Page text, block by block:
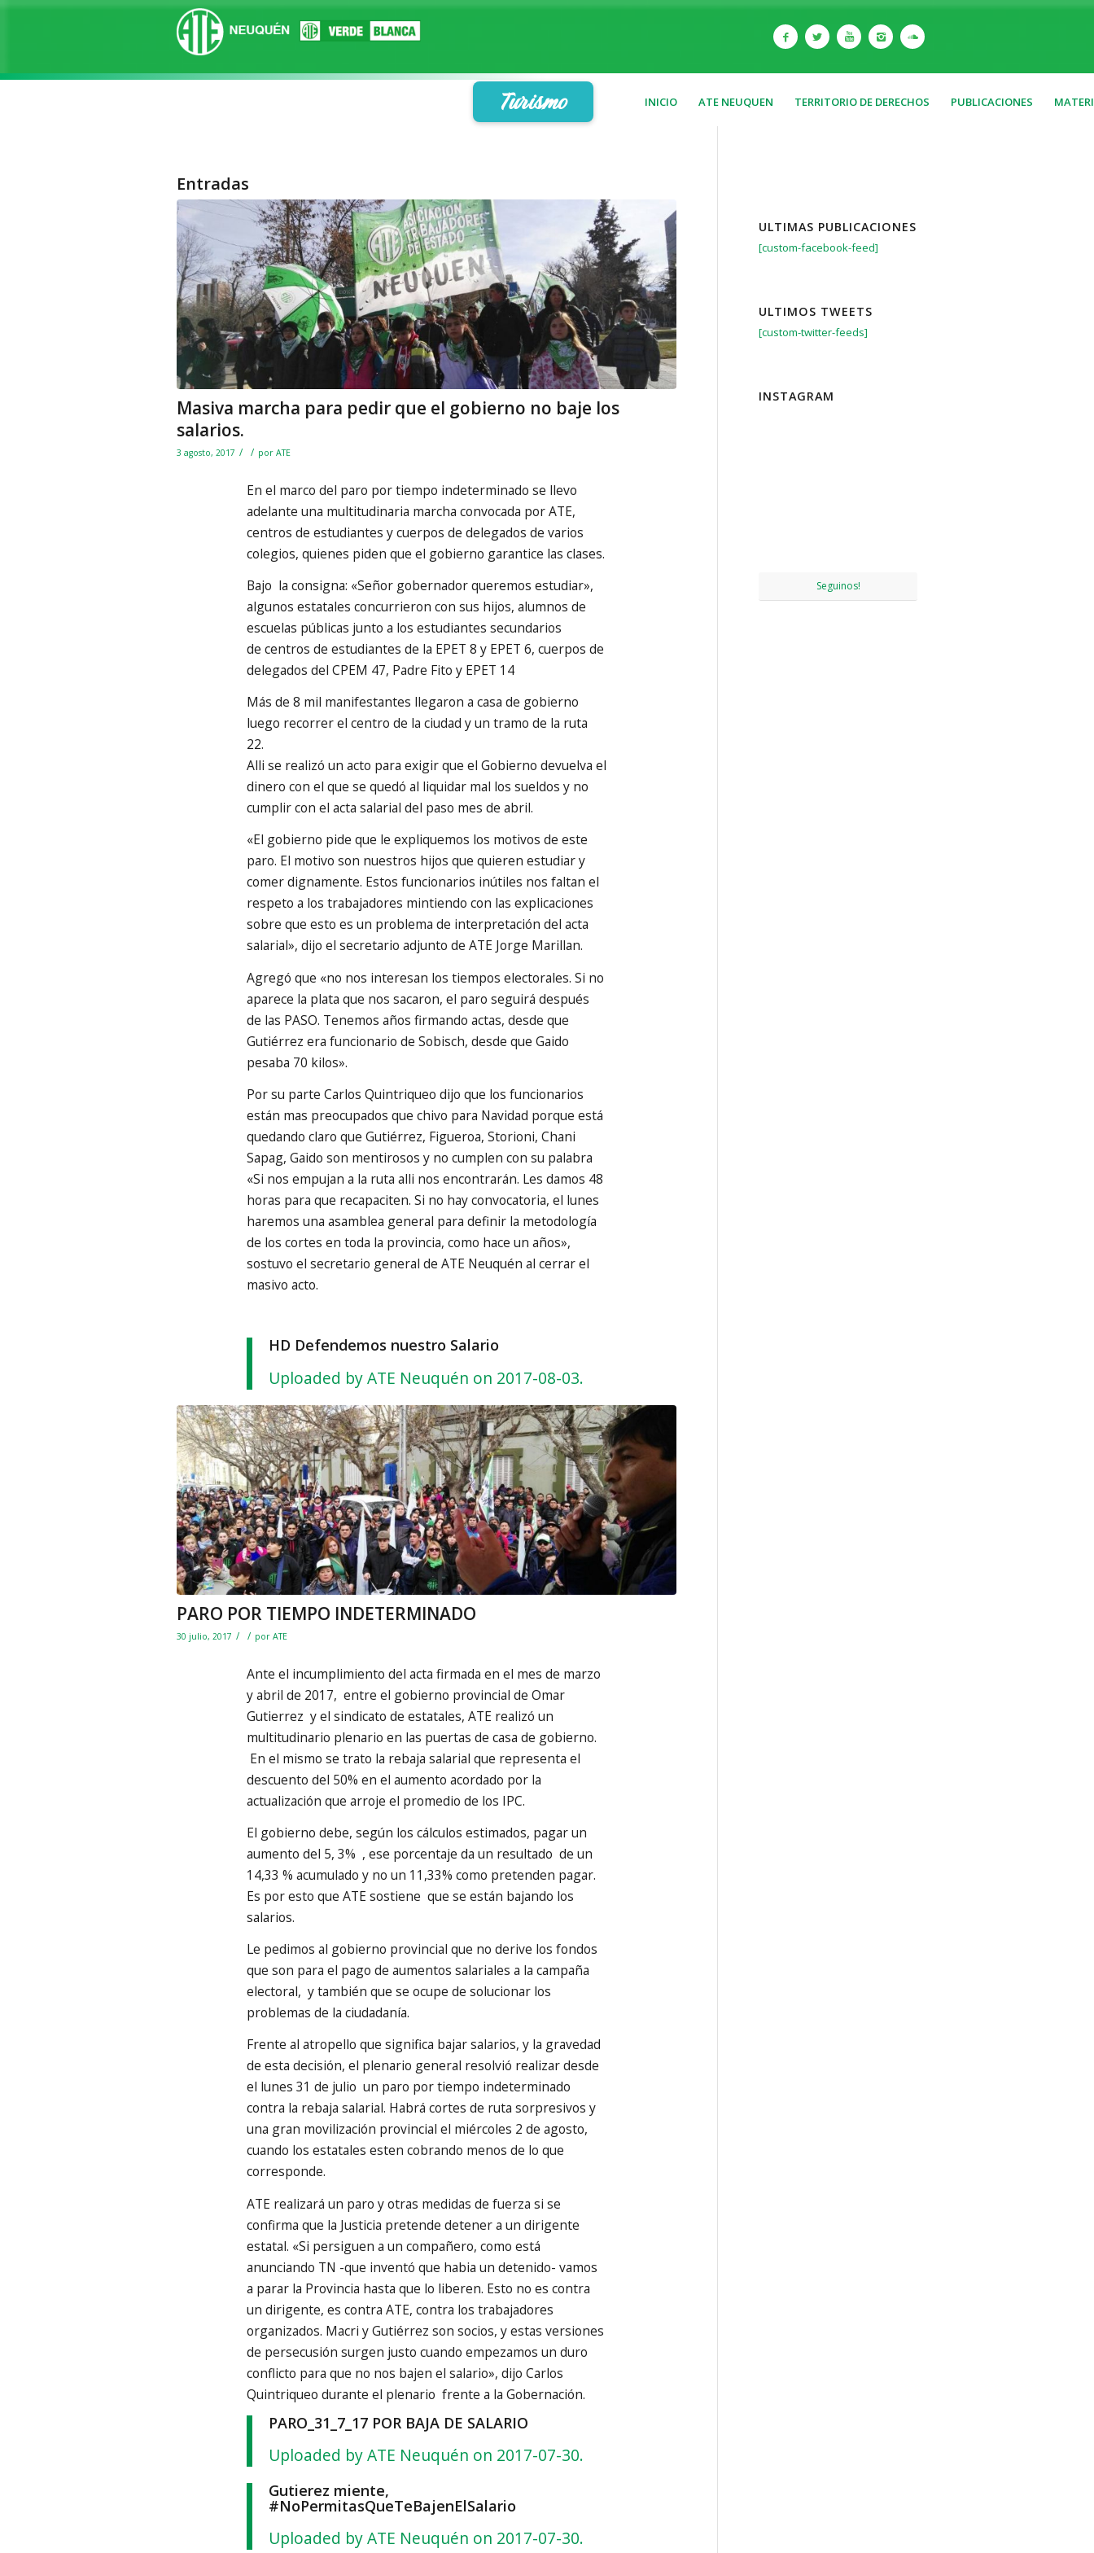
Turismo INICIO ATE NEUQUEN TERRITORIO DE DERECHOS PUBLICACIONES
Entradas
Masiva marcha para pedir que el gobierno no baje los
salarios.
3 agosto, 2017 / / por ATE
En el marco del paro por tiempo indeterminado se llevo
adelante una multitudinaria marcha convocada por ATE,
centros de estudiantes y cuerpos de delegados de varios
colegios, quienes piden que el gobierno garantice las clases.
Bajo la consigna: «Señor gobernador queremos estudiar»,
algunos estatales concurrieron con sus hijos, alumnos de
escuelas públicas junto a los estudiantes secundarios
de centros de estudiantes de la EPET 8 y EPET 6, cuerpos de
delegados del CPEM 47, Padre Fito y EPET 14
Más de 8 mil manifestantes llegaron a casa de gobierno
luego recorrer el centro de la ciudad y un tramo de la ruta
22.
Alli se realizó un acto para exigir que el Gobierno devuelva el
dinero con el que se quedó al liquidar mal los sueldos y no
cumplir con el acta salarial del paso mes de abril.
«El gobierno pide que le expliquemos los motivos de este
paro. El motivo son nuestros hijos que quieren estudiar y
comer dignamente. Estos funcionarios inútiles nos faltan el
respeto a los trabajadores mintiendo con las explicaciones
sobre que esto es un problema de interpretación del acta
salarial», dijo el secretario adjunto de ATE Jorge Marillan.
Agregó que «no nos interesan los tiempos electorales. Si no
aparece la plata que nos sacaron, el paro seguirá después
de las PASO. Tenemos años firmando actas, desde que
Gutiérrez era funcionario de Sobisch, desde que Gaido
pesaba 70 kilos».
Por su parte Carlos Quintriqueo dijo que los funcionarios
están mas preocupados que chivo para Navidad porque está
quedando claro que Gutiérrez, Figueroa, Storioni, Chani
Sapag, Gaido son mentirosos y no cumplen con su palabra
«Si nos empujan a la ruta alli nos encontrarán. Les damos 48
horas para que recapaciten. Si no hay convocatoria, el lunes
haremos una asamblea general para definir la metodología
de los cortes en toda la provincia, como hace un años»,
sostuvo el secretario general de ATE Neuquén al cerrar el
masivo acto.
HD Defendemos nuestro Salario
Uploaded by ATE Neuquén on 2017-08-03.
PARO POR TIEMPO INDETERMINADO
30 julio, 2017 / / por ATE
Ante el incumplimiento del acta firmada en el mes de marzo
y abril de 2017, entre el gobierno provincial de Omar
Gutierrez y el sindicato de estatales, ATE realizó un
multitudinario plenario en las puertas de casa de gobierno.
En el mismo se trato la rebaja salarial que representa el
descuento del 50% en el aumento acordado por la
actualización que arroje el promedio de los IPC.
El gobierno debe, según los cálculos estimados, pagar un
aumento del 5, 3% , ese porcentaje da un resultado de un
14,33 % acumulado y no un 11,33% como pretenden pagar.
Es por esto que ATE sostiene que se están bajando los
salarios.
Le pedimos al gobierno provincial que no derive los fondos
que son para el pago de aumentos salariales a la campaña
electoral, y también que se ocupe de solucionar los
problemas de la ciudadanía.
Frente al atropello que significa bajar salarios, y la gravedad
de esta decisión, el plenario general resolvió realizar desde
el lunes 31 de julio un paro por tiempo indeterminado
contra la rebaja salarial. Habrá cortes de ruta sorpresivos y
una gran movilización provincial el miércoles 2 de agosto,
cuando los estatales esten cobrando menos de lo que
corresponde.
ATE realizará un paro y otras medidas de fuerza si se
confirma que la Justicia pretende detener a un dirigente
estatal. «Si persiguen a un compañero, como está
anunciando TN -que inventó que habia un detenido- vamos
a parar la Provincia hasta que lo liberen. Esto no es contra
un dirigente, es contra ATE, contra los trabajadores
organizados. Macri y Gutiérrez son socios, y estas versiones
de persecusión surgen justo cuando empezamos un duro
conflicto para que no nos bajen el salario», dijo Carlos
Quintriqueo durante el plenario frente a la Gobernación.
PARO_31_7_17 POR BAJA DE SALARIO
Uploaded by ATE Neuquén on 2017-07-30.
Gutierez miente,
#NoPermitasQueTeBajenElSalario
Uploaded by ATE Neuquén on 2017-07-30.
ULTIMAS PUBLICACIONES
[custom-facebook-feed]
ULTIMOS TWEETS
[custom-twitter-feeds]
INSTAGRAM
Seguinos!